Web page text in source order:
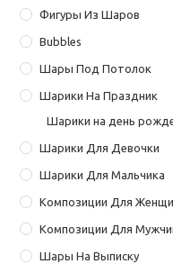
Фигуры Из Шаров
Bubbles
Шары Под Потолок
Шарики На Праздник
Шарики на день
Шарики Для Девочки
Шарики Для Мальчика
Композиции Для
Композиции Для
Шары На Выписку